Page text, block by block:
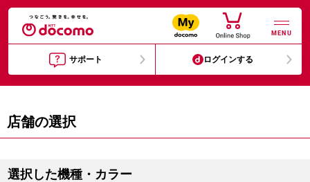
MENU
サポート ログインする
店舗の選択
選択した機種・カラー